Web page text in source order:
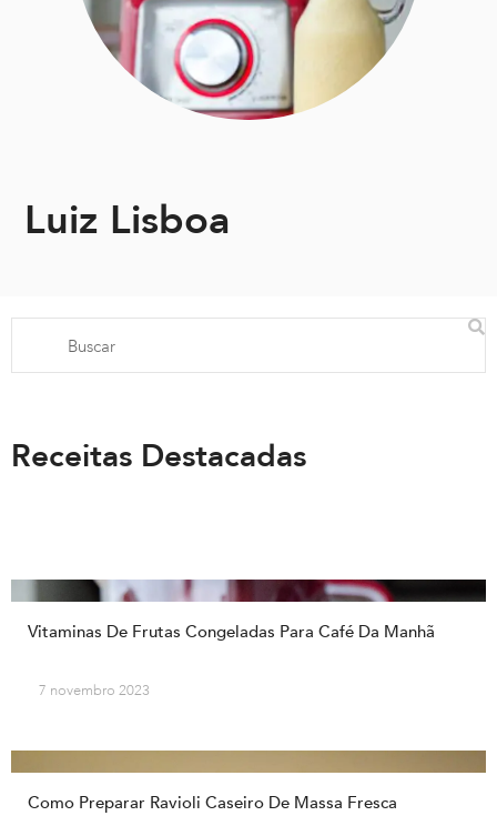
Luiz Lisboa
Receitas Destacadas
Vitaminas De Frutas Congeladas Para Café Da Manhã
7 novembro 2023
Como Preparar Ravioli Caseiro De Massa Fresca